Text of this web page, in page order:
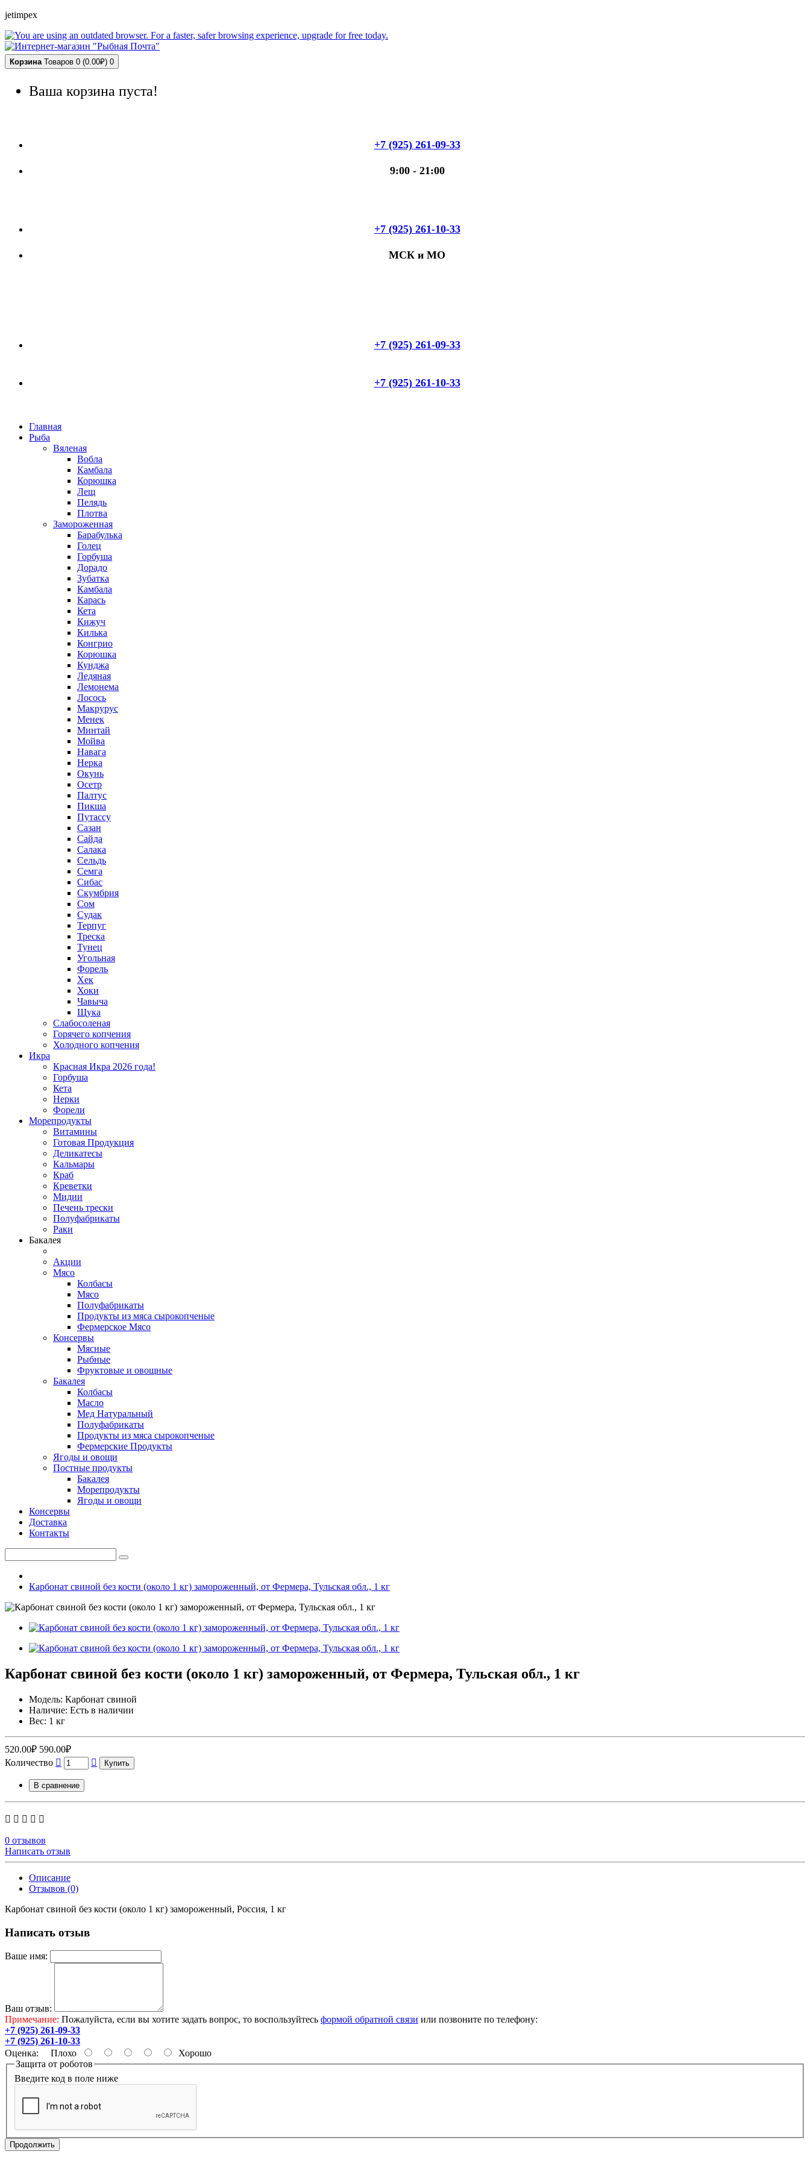
jetimpex
Корзина Товаров 0 (0.00₽) 0
Ваша корзина пуста!
+7 (925) 261-09-33
9:00 - 21:00
+7 (925) 261-10-33
МСК и МО
+7 (925) 261-09-33
+7 (925) 261-10-33
Главная
Рыба
Вяленая
Вобла
Камбала
Корюшка
Лещ
Пелядь
Плотва
Замороженная
Барабулька
Голец
Горбуша
Дорадо
Зубатка
Камбала
Карась
Кета
Кижуч
Килька
Конгрио
Корюшка
Кунджа
Ледяная
Лемонема
Лосось
Макрурус
Менек
Минтай
Мойва
Навага
Нерка
Окунь
Осетр
Палтус
Пикша
Путассу
Сазан
Сайда
Салака
Сельдь
Семга
Сибас
Скумбрия
Сом
Судак
Терпуг
Треска
Тунец
Угольная
Форель
Хек
Хоки
Чавыча
Щука
Слабосоленая
Горячего копчения
Холодного копчения
Икра
Красная Икра 2026 года!
Горбуша
Кета
Нерки
Форели
Морепродукты
Витамины
Готовая Продукция
Деликатесы
Кальмары
Краб
Креветки
Мидии
Печень трески
Полуфабрикаты
Раки
Бакалея
Акции
Мясо
Колбасы
Мясо
Полуфабрикаты
Продукты из мяса сырокопченые
Фермерское Мясо
Консервы
Мясные
Рыбные
Фруктовые и овощные
Бакалея
Колбасы
Масло
Мед Натуральный
Полуфабрикаты
Продукты из мяса сырокопченые
Фермерские Продукты
Ягоды и овощи
Постные продукты
Бакалея
Морепродукты
Ягоды и овощи
Консервы
Доставка
Контакты
Карбонат свиной без кости (около 1 кг) замороженный, от Фермера, Тульская обл., 1 кг
Карбонат свиной без кости (около 1 кг) замороженный, от Фермера, Тульская обл., 1 кг
Модель: Карбонат свиной
Наличие: Есть в наличии
Вес: 1 кг
520.00₽ 590.00₽
Количество
Купить
В сравнение
0 отзывов
Написать отзыв
Описание
Отзывов (0)
Карбонат свиной без кости (около 1 кг) замороженный, Россия, 1 кг
Написать отзыв
Ваше имя:
Ваш отзыв:
Примечание: Пожалуйста, если вы хотите задать вопрос, то воспользуйтесь формой обратной связи или позвоните по телефону:
+7 (925) 261-09-33
+7 (925) 261-10-33
Оценка: Плохо
Хорошо
Защита от роботов
Введите код в поле ниже
Продолжить